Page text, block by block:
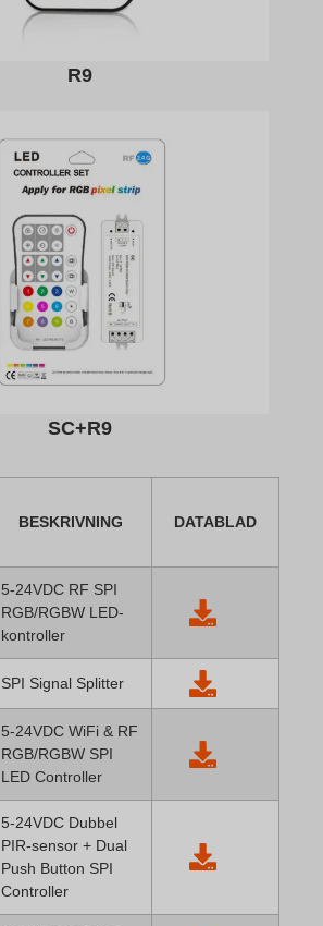
R9
SC+R9
BESKRIVNING DATABLAD
5-24VDC RF SPI
RGB/RGBW LED-
kontroller
SPI Signal Splitter
5-24VDC WiFi & RF
RGB/RGBW SPI
LED Controller
5-24VDC Dubbel
PIR-sensor + Dual
Push Button SPI
Controller